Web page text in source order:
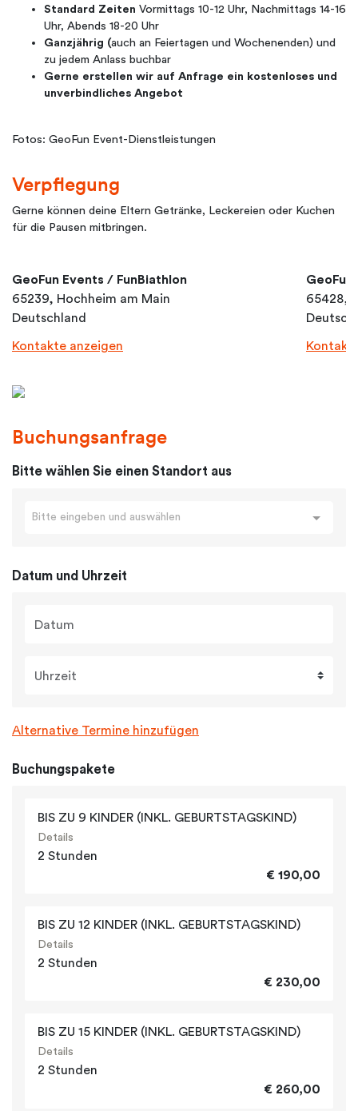
Standard Zeiten Vormittags 10-12 Uhr, Nachmittags 14-16
Uhr, Abends 18-20 Uhr
Ganzjährig (auch an Feiertagen und Wochenenden) und
zu jedem Anlass buchbar
Gerne erstellen wir auf Anfrage ein kostenloses und
unverbindliches Angebot
Fotos: GeoFun Event-Dienstleistungen
Verpflegung
Gerne können deine Eltern Getränke, Leckereien oder Kuchen
für die Pausen mitbringen.
GeoFun Events / FunBiathlon
65239, Hochheim am Main
Deutschland
Kontakte anzeigen
GeoFun
65428,
Buchungsanfrage
Bitte wählen Sie einen Standort aus
Bitte eingeben und auswählen
Datum und Uhrzeit
Datum
Uhrzeit
Alternative Termine hinzufügen
Buchungspakete
BIS ZU 9 KINDER (INKL. GEBURTSTAGSKIND)
Details
2 Stunden
€ 190,00
BIS ZU 12 KINDER (INKL. GEBURTSTAGSKIND)
Details
2 Stunden
€ 230,00
BIS ZU 15 KINDER (INKL. GEBURTSTAGSKIND)
Details
2 Stunden
€ 260,00